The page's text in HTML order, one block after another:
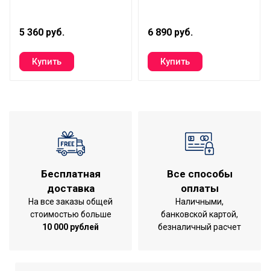
Глубина упаковки товара
14.3
Уровень шума на
расстоянии 3м
34
Работает с HOMMYN
Шариковые подшипники
Бренд
Electrolux
Гарантийный срок
Серия
GLASS
Высота товара
5 360 руб. 6 890 руб.
Бесплатная
доставка
На все заказы общей
стоимостью больше
10 000 рублей
Все способы
оплаты
Наличными,
банковской картой,
безналичный расчет